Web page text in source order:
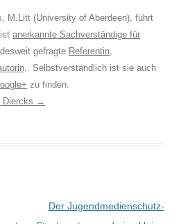
M.Litt (University of Aberdeen), führt
anerkannte Sachverständige für
gefragte Referentin,
,. Selbstverständlich ist sie auch
zu finden.
Diercks →
Der Jugendmedienschutz-